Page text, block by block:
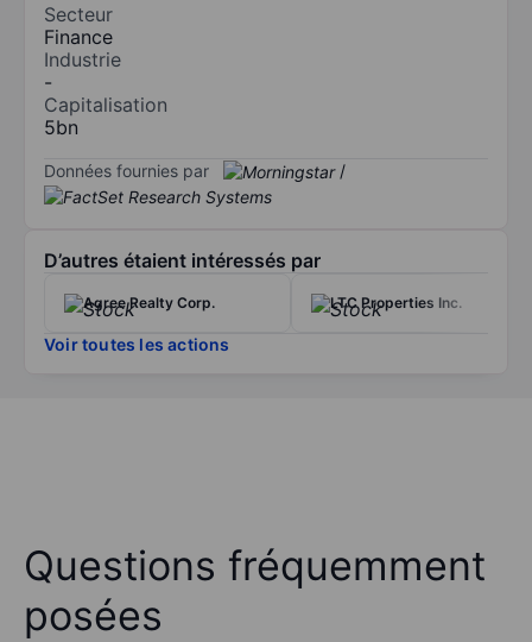
Secteur
Finance
Industrie
-
Capitalisation
5bn
Données fournies par /
D’autres étaient intéressés par
Agree Realty Corp. LTC Properties Inc.
Voir toutes les actions
Questions fréquemment
posées